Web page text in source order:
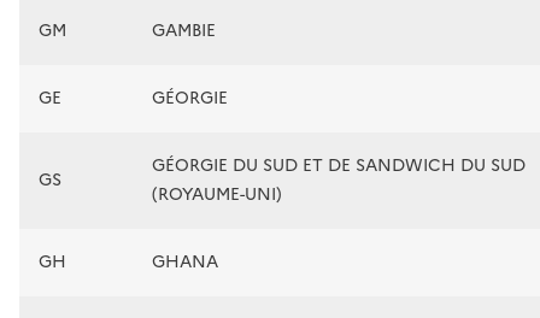
GM GAMBIE
GE GÉORGIE
GS
GÉORGIE DU SUD ET DE SANDWICH DU SUD
(ROYAUME-UNI)
GH GHANA